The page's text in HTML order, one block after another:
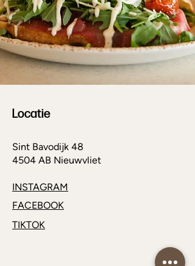
Locatie
Sint Bavodijk 48
4504 AB Nieuwvliet
INSTAGRAM
FACEBOOK
TIKTOK